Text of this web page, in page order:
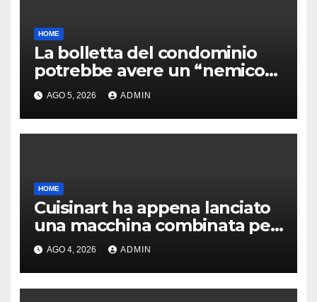
HOME
La bolletta del condominio
potrebbe avere un “nemico”
insospettabile
AGO 5, 2026 ADMIN
HOME
Cuisinart ha appena lanciato
una macchina combinata per
gelato e granite
AGO 4, 2026 ADMIN